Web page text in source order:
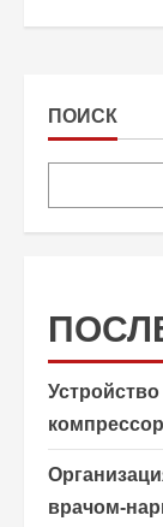
ПОИСК
врачом-